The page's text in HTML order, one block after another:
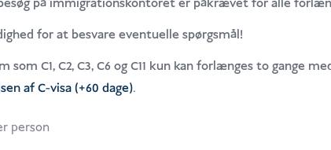
for at besvare eventuelle spørgsmål!
C1, C2, C3, C6 og C11 kun kan forlænges to gange
af C-visa (+60 dage).
person